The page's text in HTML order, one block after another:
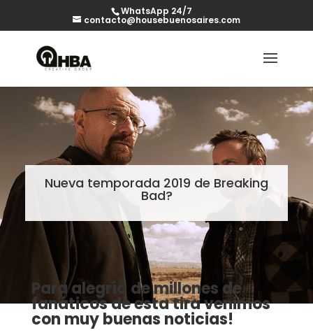
WhatsApp 24/7
contacto@housebuenosaires.com
Nueva temporada 2019 de Breaking
Bad?
Para alegría de millones de
fanáticos de esta tira venimos
con muy buenas noticias!